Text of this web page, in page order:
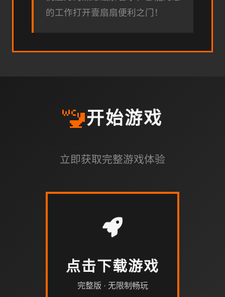
的工作打开壹扇扇便利之门！
🚾开始游戏
立即获取完整游戏体验
点击下载游戏
完整版 · 无限制畅玩